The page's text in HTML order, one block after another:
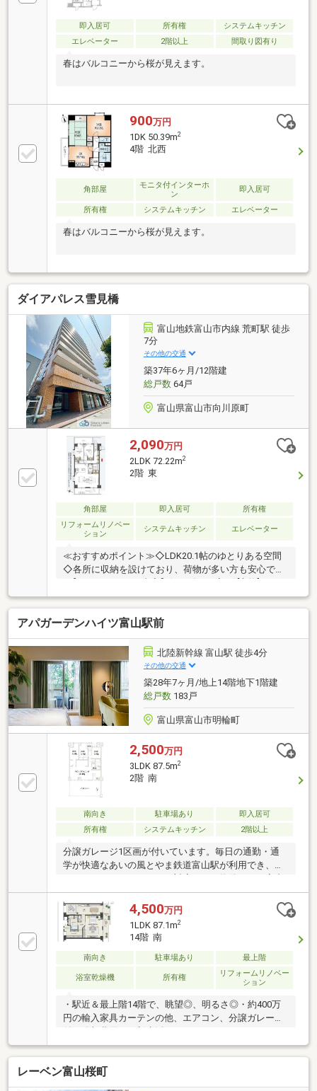
即入居可 所有権
システムキッチン
エレベーター
2階以上 間取り図有り
春はバルコニーから桜が見えます。
900万円
1DK 50.39m2
4階 北西
角部屋
モニタ付インターホ
ン
即入居可
所有権 システムキッチン エレベーター
春はバルコニーから桜が見えます。
ダイアパレス雪見橋
富山地鉄富山市内線 荒町駅 徒歩
7分
その他の交通
築37年6ヶ月/12階建
総戸数64戸
富山県富山市向川原町
2,090万円
2LDK 72.22m2
2階 東
角部屋 即入居可
所有権
リフォームリノベー
ション
システムキッチン エレベーター
≪おすすめポイント≫◇LDK20.1帖のゆとりある空間
◇各所に収納を設けており、荷物が多い方も安心です
テムキッチン■ユニットバス■洗面化粧台■トイレ■建具
■配管更新[貼替]■クロス全室■床材[その他]■食洗機新規
取付■ハウスクリーニング
アパガーデンハイツ富山駅前
北陸新幹線 富山駅 徒歩4分
その他の交通
築28年7ヶ月/地上14階地下1階建
総戸数183戸
富山県富山市明輪町
2,500万円
3LDK 87.5m2
2階 南
南向き 駐車場あり
即入居可
所有権
システムキッチン 2階以上
分譲ガレージ1区画が付いています。毎日の通勤・通
学が快適なあいの風とやま鉄道富山駅が利用でき、い
に明るさと風通しをもたらす約13坪のバルコニー付き
です。LDK20帖以上の広さで、家族やゲストともゆっ
たりと過ごせます。牛島公園まで388m。277mのとこ
ろにHOKUYA マルート店があります。セブンイレブン
合病院の富山赤十字病院があります。
4,500万円
1LDK 87.1m2
14階 南
南向き 駐車場あり 最上階
浴室乾燥機 所有権
リフォームリノベー
ション
・駅近＆最上階14階で、眺望◎、明るさ◎・約400万
円の輸入家具カーテンの他、エアコン、分譲ガレージ
ン物件：元4LDK→1LDK（専有81.73㎡） ※配管配
線、設備は更新済みで安心 ※マンションとは思えな
い高級内装仕様（天然木床・塗壁・輸入クロス）・大
容量の収納量、使い勝手◎のオーダー収納が家じゅう
レーベン富山桜町